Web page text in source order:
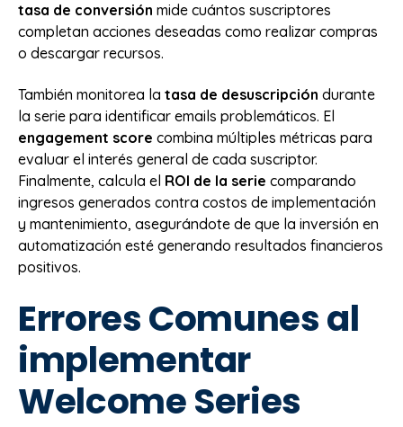
tasa de conversión mide cuántos suscriptores
completan acciones deseadas como realizar compras
o descargar recursos.
También monitorea la tasa de desuscripción durante
la serie para identificar emails problemáticos. El
engagement score combina múltiples métricas para
evaluar el interés general de cada suscriptor.
Finalmente, calcula el ROI de la serie comparando
ingresos generados contra costos de implementación
y mantenimiento, asegurándote de que la inversión en
automatización esté generando resultados financieros
positivos.
Errores Comunes al
implementar
Welcome Series